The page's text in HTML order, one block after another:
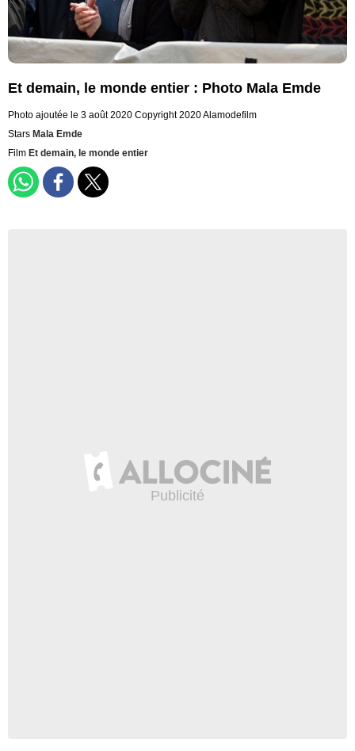
Et demain, le monde entier : Photo Mala Emde
Photo ajoutée le 3 août 2020 Copyright 2020 Alamodefilm
Stars Mala Emde
Film Et demain, le monde entier